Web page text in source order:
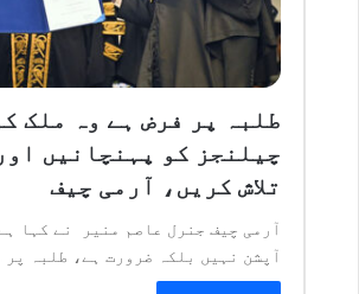
طلبہ پر فرض ہے وہ ملک
چیلنجز کو پہنچانیں
تلاش کریں، آرمی چیف
آرمی چیف جنرل عاصم منیر نے کہا
آپشن نہیں بلکہ ضرورت ہے، طلبہ